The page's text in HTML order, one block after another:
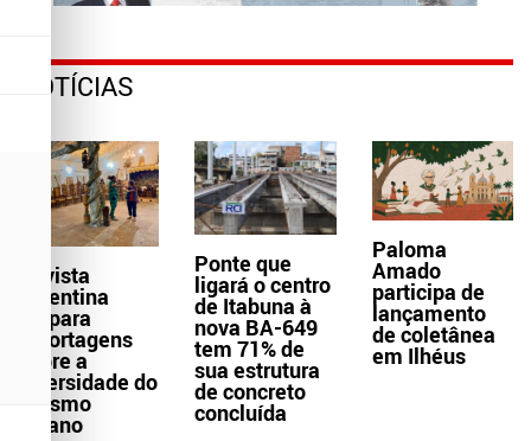
NOTÍCIAS
Revista
argentina
prepara
reportagens
sobre a
diversidade do
turismo
baiano
Ponte que
ligará o centro
de Itabuna à
nova BA-649
tem 71% de
sua estrutura
de concreto
concluída
Paloma
Amado
participa de
lançamento
de coletânea
em Ilhéus